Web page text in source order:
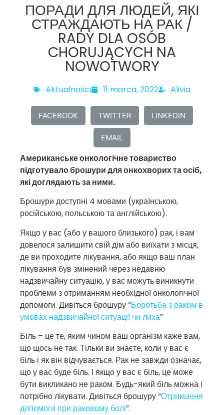
ПОРАДИ ДЛЯ ЛЮДЕЙ, ЯКІ
СТРАЖДАЮТЬ НА РАК /
RADY DLA OSÓB
CHORUJĄCYCH NA
NOWOTWORY
Aktualności 11 marca, 2022 Alivia
FACEBOOK TWITTER LINKEDIN
EMAIL
Американське онкологічне товариство
підготувало брошури для онкохворих та осіб,
які доглядають за ними.
Брошури доступні 4 мовами (українською,
російською, польською та англійською).
Якщо у вас (або у вашого близького) рак, і вам
довелося залишити свій дім або виїхати з місця,
де ви проходите лікування, або якщо ваш план
лікування був змінений через недавню
надзвичайну ситуацію, у вас можуть виникнути
проблеми з отриманням необхідної онкологічної
допомоги. Дивіться брошуру “Боротьба з раком в
умовах надзвичайної ситуації чи лиха”
Біль – це те, яким чином ваш організм каже вам,
що щось не так. Тільки ви знаєте, коли у вас є
біль і як він відчувається. Рак не завжди означає,
що у вас буде біль. І якщо у вас є біль, це може
бути викликано не раком. Будь-який біль можна і
потрібно лікувати. Дивіться брошуру “Отримання
допомоги при раковому болі”.